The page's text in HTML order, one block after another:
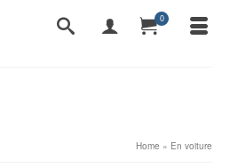
0
Home » En voiture